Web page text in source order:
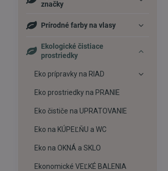
značky
Prírodné farby na vlasy
Ekologické čistiace
prostriedky
Eko prípravky na RIAD
Eko prostriedky na PRANIE
Eko čističe na UPRATOVANIE
Eko na KÚPEĽŇU a WC
Eko na OKNÁ a SKLO
Ekonomické VEĽKÉ BALENIA